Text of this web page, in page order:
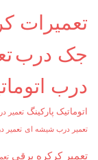
اتوماتیک
پارکینگ تعمیر درب برقی
شیشه ای تعمیر درب پارکینگ
برقی تعمیر کرکره